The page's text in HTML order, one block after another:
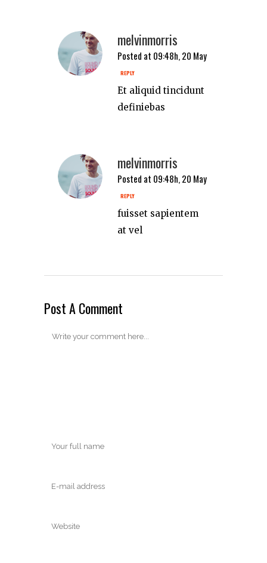
melvinmorris
Posted at 09:48h, 20 May
REPLY
Et aliquid tincidunt
definiebas
melvinmorris
Posted at 09:48h, 20 May
REPLY
fuisset sapientem
at vel
Post A Comment